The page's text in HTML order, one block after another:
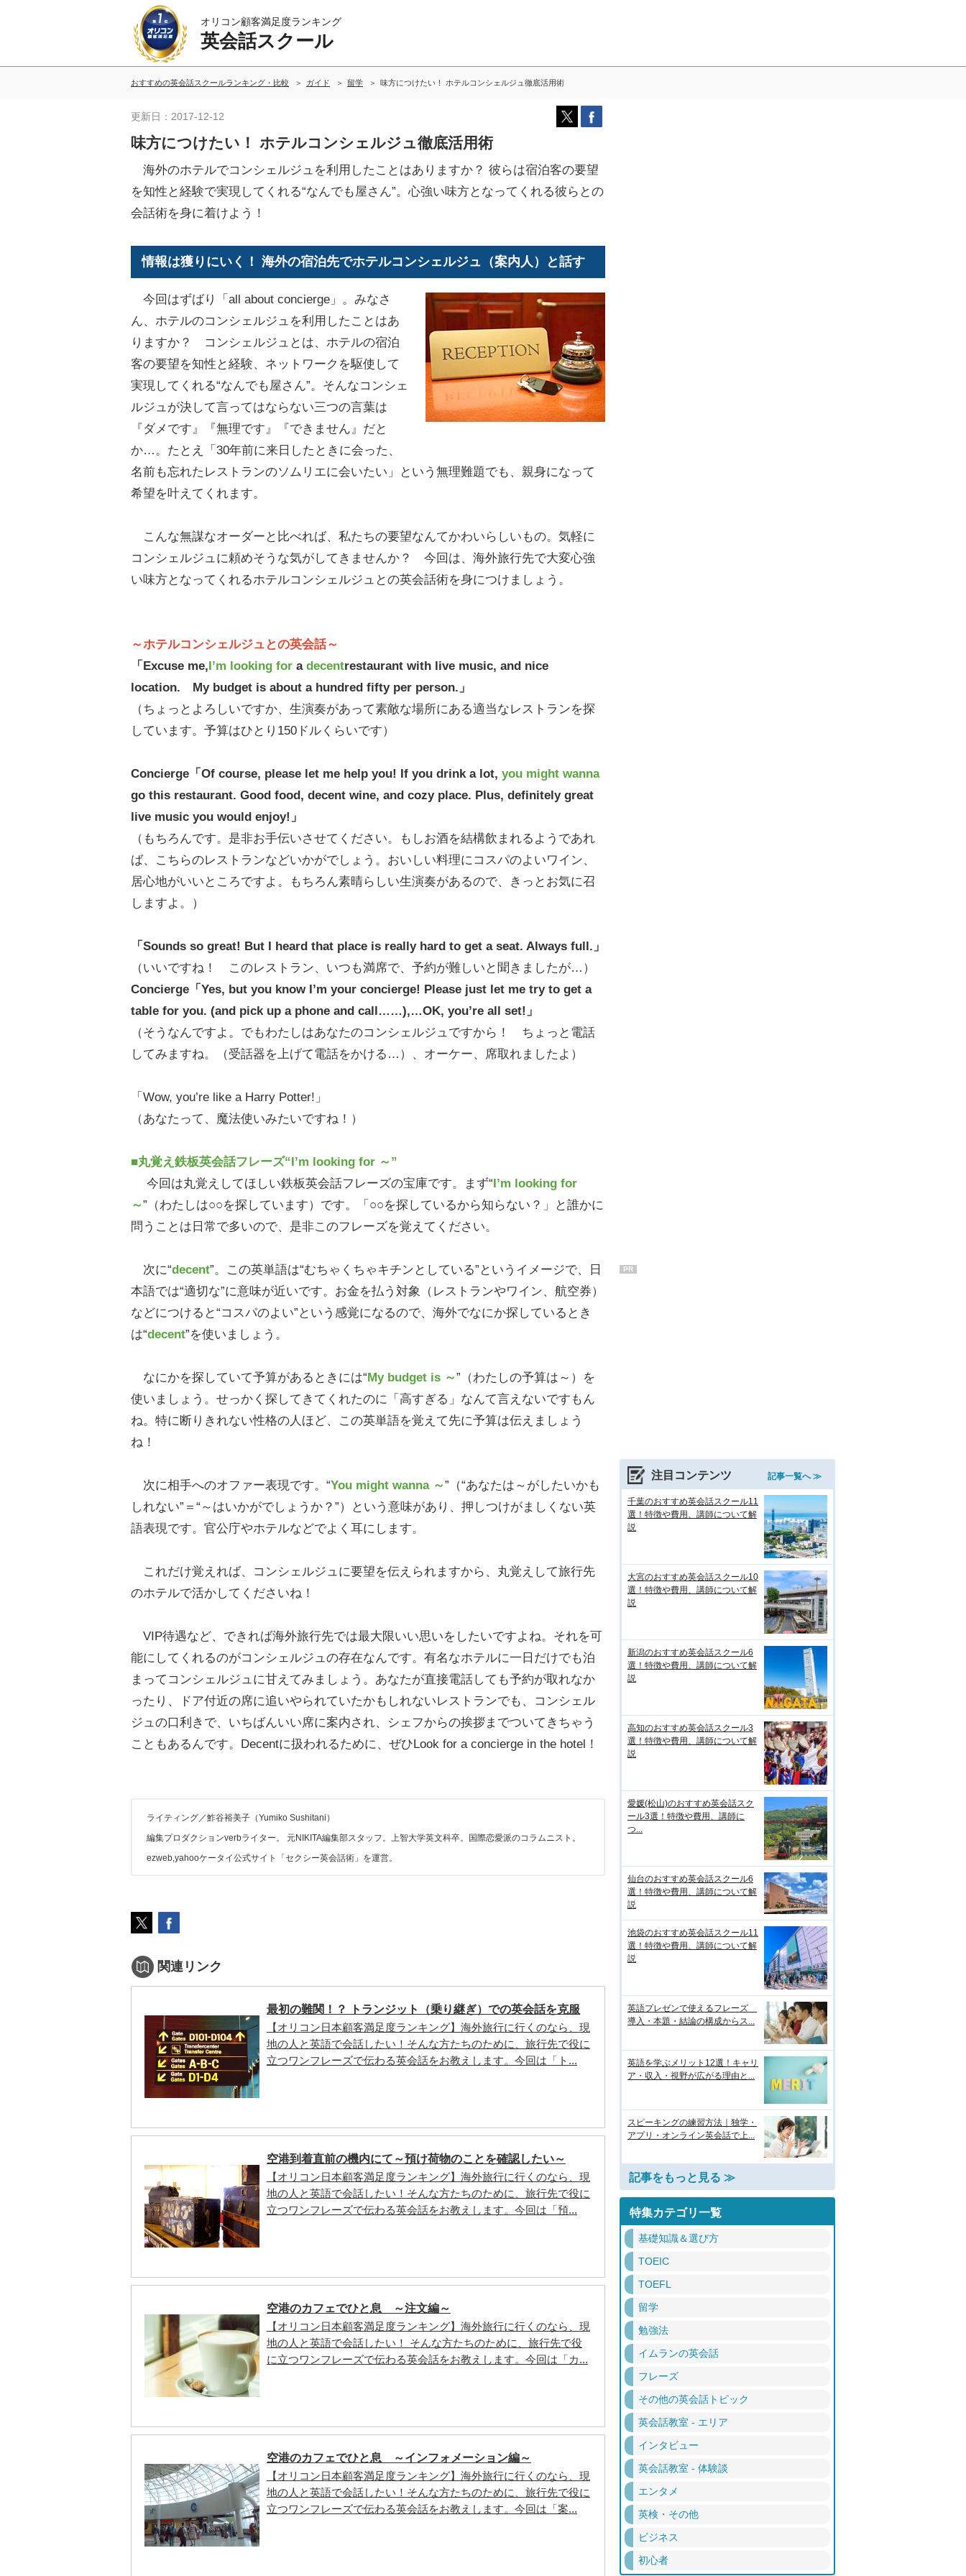
オリコン顧客満足度ランキング
英会話スクール
おすすめの英会話スクールランキング・比較 ガイド 留学 味方につけたい！ ホテルコンシェルジュ徹底活用術
更新日：2017-12-12
味方につけたい！ ホテルコンシェルジュ徹底活用術
海外のホテルでコンシェルジュを利用したことはありますか？ 彼らは宿泊客の要望
を知性と経験で実現してくれる“なんでも屋さん”。心強い味方となってくれる彼らとの
会話術を身に着けよう！
情報は獲りにいく！ 海外の宿泊先でホテルコンシェルジュ（案内人）と話す
今回はずばり「all about concierge」。みなさ
ん、ホテルのコンシェルジュを利用したことはあ
りますか？ コンシェルジュとは、ホテルの宿泊
客の要望を知性と経験、ネットワークを駆使して
実現してくれる“なんでも屋さん”。そんなコンシェ
ルジュが決して言ってはならない三つの言葉は
『ダメです』『無理です』『できません』だと
か…。たとえ「30年前に来日したときに会った、
名前も忘れたレストランのソムリエに会いたい」という無理難題でも、親身になって
希望を叶えてくれます。
こんな無謀なオーダーと比べれば、私たちの要望なんてかわいらしいもの。気軽に
コンシェルジュに頼めそうな気がしてきませんか？ 今回は、海外旅行先で大変心強
い味方となってくれるホテルコンシェルジュとの英会話術を身につけましょう。
～ホテルコンシェルジュとの英会話～
「Excuse me,I’m looking for a decentrestaurant with live music, and nice
location. My budget is about a hundred fifty per person.」
（ちょっとよろしいですか、生演奏があって素敵な場所にある適当なレストランを探
しています。予算はひとり150ドルくらいです）
Concierge「Of course, please let me help you! If you drink a lot, you might wanna
go this restaurant. Good food, decent wine, and cozy place. Plus, definitely great
live music you would enjoy!」
（もちろんです。是非お手伝いさせてください。もしお酒を結構飲まれるようであれ
ば、こちらのレストランなどいかがでしょう。おいしい料理にコスパのよいワイン、
居心地がいいところですよ。もちろん素晴らしい生演奏があるので、きっとお気に召
しますよ。）
「Sounds so great! But I heard that place is really hard to get a seat. Always full.」
（いいですね！ このレストラン、いつも満席で、予約が難しいと聞きましたが…）
Concierge「Yes, but you know I’m your concierge! Please just let me try to get a
table for you. (and pick up a phone and call……),…OK, you’re all set!」
（そうなんですよ。でもわたしはあなたのコンシェルジュですから！ ちょっと電話
してみますね。（受話器を上げて電話をかける…）、オーケー、席取れましたよ）
「Wow, you’re like a Harry Potter!」
（あなたって、魔法使いみたいですね！）
■丸覚え鉄板英会話フレーズ“I’m looking for ～”
今回は丸覚えしてほしい鉄板英会話フレーズの宝庫です。まず“I’m looking for
～”（わたしは○○を探しています）です。「○○を探しているから知らない？」と誰かに
問うことは日常で多いので、是非このフレーズを覚えてください。
次に“decent”。この英単語は“むちゃくちゃキチンとしている”というイメージで、日
本語では“適切な”に意味が近いです。お金を払う対象（レストランやワイン、航空券）
などにつけると“コスパのよい”という感覚になるので、海外でなにか探しているとき
は“decent”を使いましょう。
なにかを探していて予算があるときには“My budget is ～”（わたしの予算は～）を
使いましょう。せっかく探してきてくれたのに「高すぎる」なんて言えないですもん
ね。特に断りきれない性格の人ほど、この英単語を覚えて先に予算は伝えましょう
ね！
次に相手へのオファー表現です。“You might wanna ～”（“あなたは～がしたいかも
しれない”＝“～はいかがでしょうか？”）という意味があり、押しつけがましくない英
語表現です。官公庁やホテルなどでよく耳にします。
これだけ覚えれば、コンシェルジュに要望を伝えられますから、丸覚えして旅行先
のホテルで活かしてくださいね！
VIP待遇など、できれば海外旅行先では最大限いい思いをしたいですよね。それを可
能にしてくれるのがコンシェルジュの存在なんです。有名なホテルに一日だけでも泊
まってコンシェルジュに甘えてみましょう。あなたが直接電話しても予約が取れなか
ったり、ドア付近の席に追いやられていたかもしれないレストランでも、コンシェル
ジュの口利きで、いちばんいい席に案内され、シェフからの挨拶までついてきちゃう
こともあるんです。Decentに扱われるために、ぜひLook for a concierge in the hotel！
ライティング／鮓谷裕美子（Yumiko Sushitani）
編集プロダクションverbライター。 元NIKITA編集部スタッフ。上智大学英文科卒。国際恋愛派のコラムニスト。
ezweb,yahooケータイ公式サイト「セクシー英会話術」を運営。
関連リンク
最初の難関！？ トランジット（乗り継ぎ）での英会話を克服
【オリコン日本顧客満足度ランキング】海外旅行に行くのなら、現
地の人と英語で会話したい！そんな方たちのために、旅行先で役に
立つワンフレーズで伝わる英会話をお教えします。今回は「ト...
空港到着直前の機内にて～預け荷物のことを確認したい～
【オリコン日本顧客満足度ランキング】海外旅行に行くのなら、現
地の人と英語で会話したい！そんな方たちのために、旅行先で役に
立つワンフレーズで伝わる英会話をお教えします。今回は「預...
空港のカフェでひと息 ～注文編～
【オリコン日本顧客満足度ランキング】海外旅行に行くのなら、現
地の人と英語で会話したい！ そんな方たちのために、旅行先で役
に立つワンフレーズで伝わる英会話をお教えします。今回は「カ...
空港のカフェでひと息 ～インフォメーション編～
【オリコン日本顧客満足度ランキング】海外旅行に行くのなら、現
地の人と英語で会話したい！そんな方たちのために、旅行先で役に
立つワンフレーズで伝わる英会話をお教えします。今回は「案...
PR
注目コンテンツ 記事一覧へ ≫
千葉のおすすめ英会話スクール11
選！特徴や費用、講師について解
説
大宮のおすすめ英会話スクール10
選！特徴や費用、講師について解
説
新潟のおすすめ英会話スクール6
選！特徴や費用、講師について解
説
高知のおすすめ英会話スクール3
選！特徴や費用、講師について解
説
愛媛(松山)のおすすめ英会話スク
ール3選！特徴や費用、講師に
つ...
仙台のおすすめ英会話スクール6
選！特徴や費用、講師について解
説
池袋のおすすめ英会話スクール11
選！特徴や費用、講師について解
説
英語プレゼンで使えるフレーズ
導入・本題・結論の構成からス...
英語を学ぶメリット12選！キャリ
ア・収入・視野が広がる理由と...
スピーキングの練習方法｜独学・
アプリ・オンライン英会話で上...
記事をもっと見る ≫
特集カテゴリ一覧
基礎知識＆選び方
TOEIC
TOEFL
留学
勉強法
イムランの英会話
フレーズ
その他の英会話トピック
英会話教室 - エリア
インタビュー
英会話教室 - 体験談
エンタメ
英検・その他
ビジネス
初心者